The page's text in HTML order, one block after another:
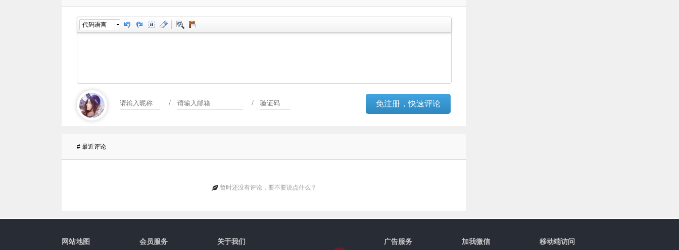
代码语言
/ /
# 最近评论
暂时还没有评论，要不要说点什么？
网站地图 会员服务 关于我们 广告服务 加我微信 移动端访问